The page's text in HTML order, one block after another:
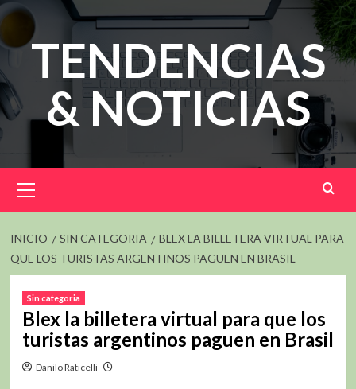
Saltar
contenidoTENDENCIAS
& NOTICIAS
principal
INICIO SIN CATEGORIA
BLEX LA BILLETERA VIRTUAL PARA
QUE LOS TURISTAS ARGENTINOS PAGUEN EN BRASIL
Sin categoria
Blex la billetera virtual para que los
turistas argentinos paguen en Brasil
Danilo Raticelli